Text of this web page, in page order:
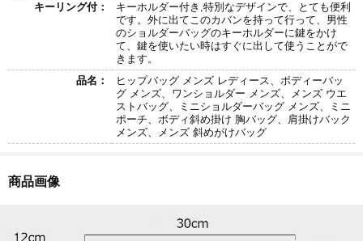
キーリング付：
キーホルダー付き,特別なデザインで、とても便利
です。外に出てこのカバンを持って行って、男性
のショルダーバッグのキーホルダーに鍵をかけ
て、鍵を使いたい時はすぐに出して使うことがで
きます。
品名：
ヒップバッグ メンズ レディース、ボディーバッ
グ メンズ、ワンショルダー メンズ、メンズ ウエ
ストバッグ、ミニショルダーバッグ メンズ、ミニ
ポーチ、ボディ斜め掛け 胸バッグ、肩掛けバック
メンズ、メンズ 斜めがけバッグ
商品画像